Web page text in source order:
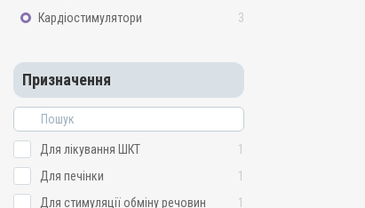
Кардіостимулятори
3
Призначення
Для лікування ШКТ
1
Для печінки
1
Для стимуляції обміну речовин
1